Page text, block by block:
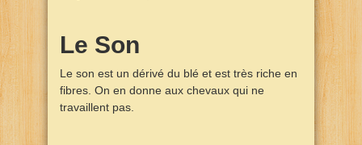
Le Son
Le son est un dérivé du blé et est très riche en
fibres. On en donne aux chevaux qui ne
travaillent pas.